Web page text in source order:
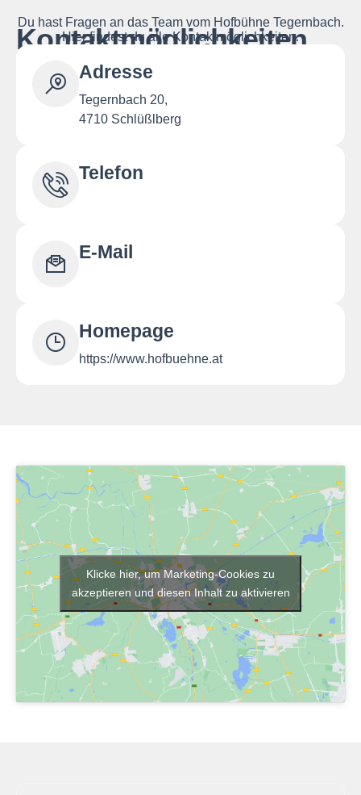
Kontaktmöglichkeiten
Du hast Fragen an das Team vom Hofbühne Tegernbach.
Hier findest du alle Kontaktmöglichkeiten.
Adresse
Tegernbach 20,
4710 Schlüßlberg
Telefon
E-Mail
Homepage
https://www.hofbuehne.at
Klicke hier, um Marketing-Cookies zu
akzeptieren und diesen Inhalt zu aktivieren